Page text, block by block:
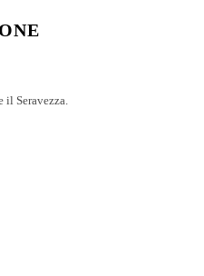
Seravezza.